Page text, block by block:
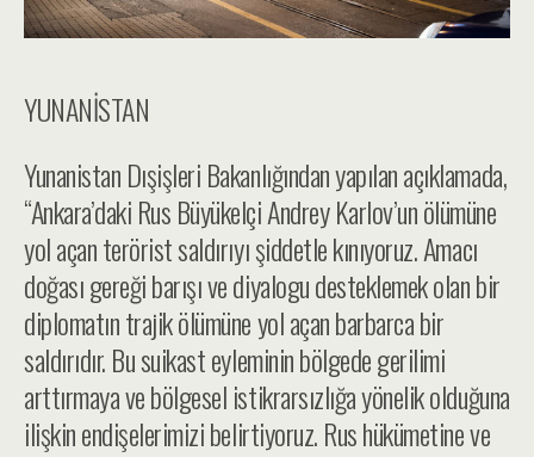
YUNANİSTAN
Yunanistan Dışişleri Bakanlığından yapılan açıklamada,
“Ankara’daki Rus Büyükelçi Andrey Karlov’un ölümüne
yol açan terörist saldırıyı şiddetle kınıyoruz. Amacı
doğası gereği barışı ve diyalogu desteklemek olan bir
diplomatın trajik ölümüne yol açan barbarca bir
saldırıdır. Bu suikast eyleminin bölgede gerilimi
arttırmaya ve bölgesel istikrarsızlığa yönelik olduğuna
ilişkin endişelerimizi belirtiyoruz. Rus hükümetine ve